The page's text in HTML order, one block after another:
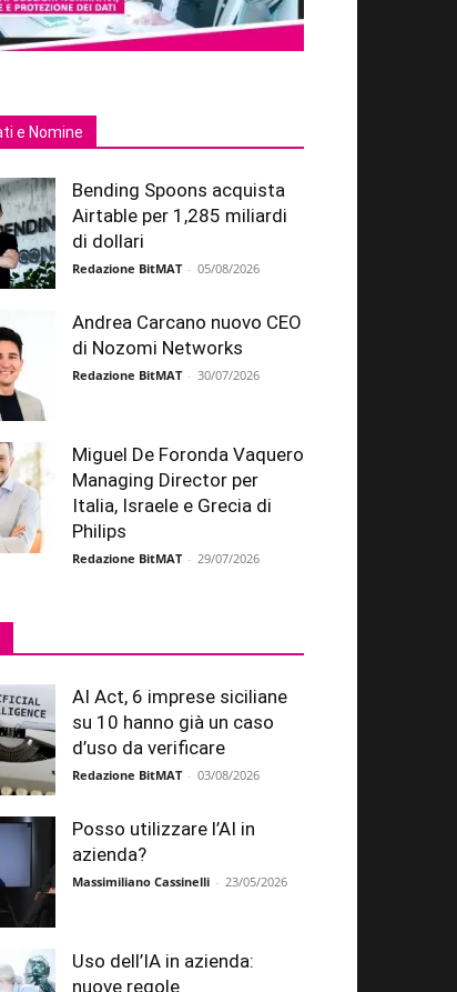
e Nomine
Bending Spoons acquista
Airtable per 1,285 miliardi
di dollari
Redazione BitMAT - 05/08/2026
Andrea Carcano nuovo CEO
di Nozomi Networks
Redazione BitMAT - 30/07/2026
Miguel De Foronda Vaquero
Managing Director per
Italia, Israele e Grecia di
Philips
Redazione BitMAT - 29/07/2026
AI Act, 6 imprese siciliane
su 10 hanno già un caso
d’uso da verificare
Redazione BitMAT - 03/08/2026
Posso utilizzare l’AI in
azienda?
Massimiliano Cassinelli - 23/05/2026
Uso dell’IA in azienda:
nuove regole